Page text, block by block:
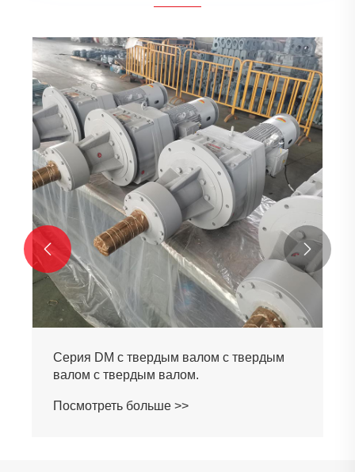
Серия DM с твердым валом с твердым
валом с твердым валом
Посмотреть больше >>
 